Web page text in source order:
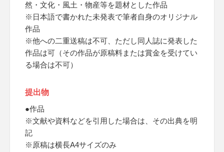
然・文化・風土・物産等を題材とした作品
※日本語で書かれた未発表で筆者自身のオリジナル
作品
※他への二重送稿は不可、ただし同人誌に発表した
作品は可（その作品が原稿料または賞金を受けてい
る場合は不可）
提出物
●作品
※文献や資料などを引用した場合は、その出典を明
記
※原稿は横長A4サイズのみ